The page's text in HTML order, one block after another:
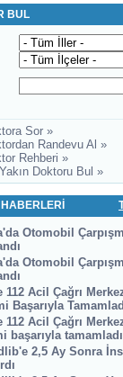
BUL
Sor »
Randevu Al »
Rehberi »
Doktoru Bul »
Otomobil
Otomobil
112 Acil Çağrı
Başarıyla
112 Acil Çağrı
başarıyla tamamladı
2,5 Ay Sonra